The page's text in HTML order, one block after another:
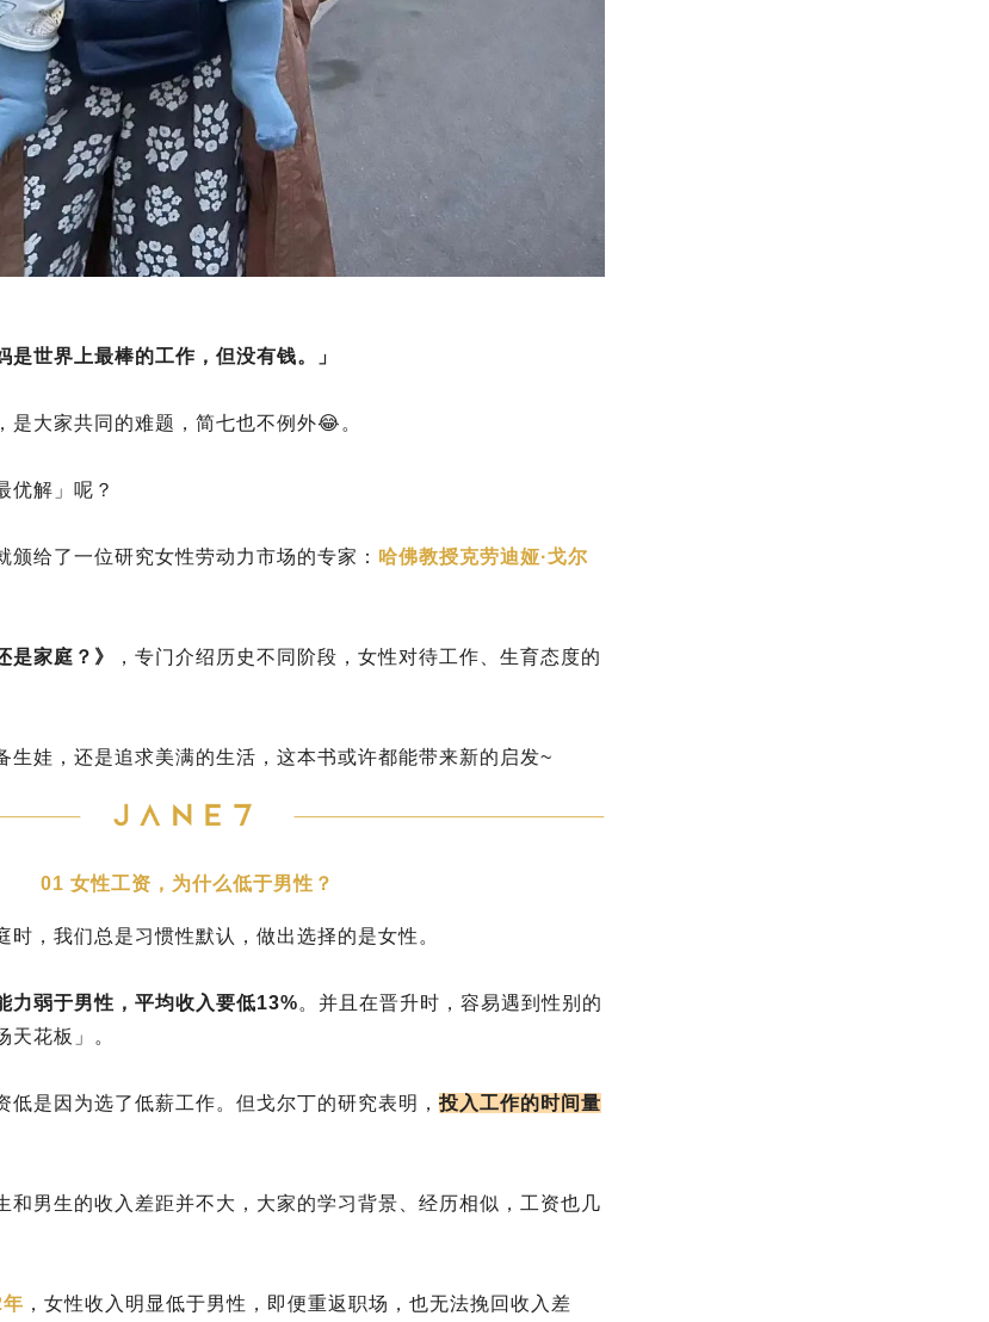
是世界上最棒的工作，但没有钱。」
是大家共同的难题，简七也不例外😂。
优解」呢？
颁给了一位研究女性劳动力市场的专家： 哈佛教授克劳迪娅·戈尔
是家庭？》
，专门介绍历史不同阶段，女性对待工作、生育态度的
生娃，还是追求美满的生活，这本书或许都能带来新的启发~
01 女性工资，为什么低于男性？
时，我们总是习惯性默认，做出选择的是女性。
力弱于男性，平均收入要低13%。并且在晋升时，容易遇到性别的
天花板」。
低是因为选了低薪工作。但戈尔丁的研究表明， 投入工作的时间量
和男生的收入差距并不大，大家的学习背景、经历相似，工资也几
，女性收入明显低于男性，即便重返职场，也无法挽回收入差